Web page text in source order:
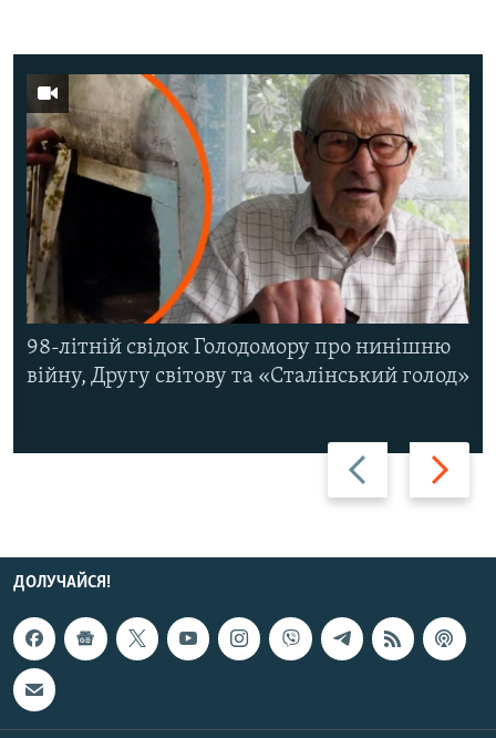
Назад Вперед
98-літній свідок Голодомору про нинішню
війну, Другу світову та «Сталінський голод»
ДОЛУЧАЙСЯ!